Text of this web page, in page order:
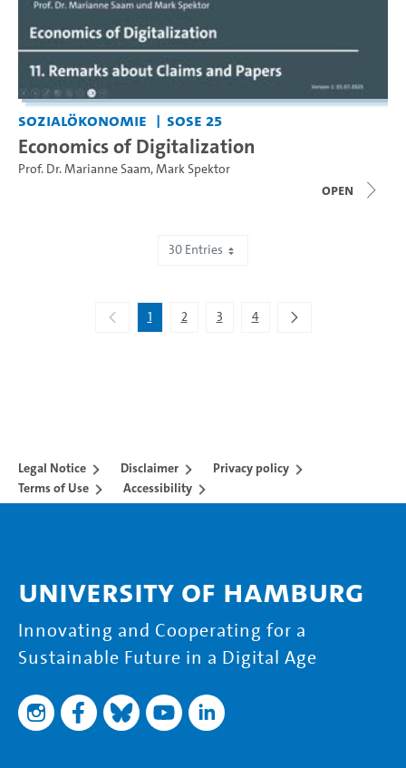
Sozialökonomie SoSe 25
Economics of Digitalization
Prof. Dr. Marianne Saam,Mark Spektor
open
30 Entries
1 2 3 4
Legal Notice Disclaimer
Privacy policy
Terms of Use
Accessibility
University of Hamburg
Innovating and Cooperating for a
Sustainable Future in a Digital Age